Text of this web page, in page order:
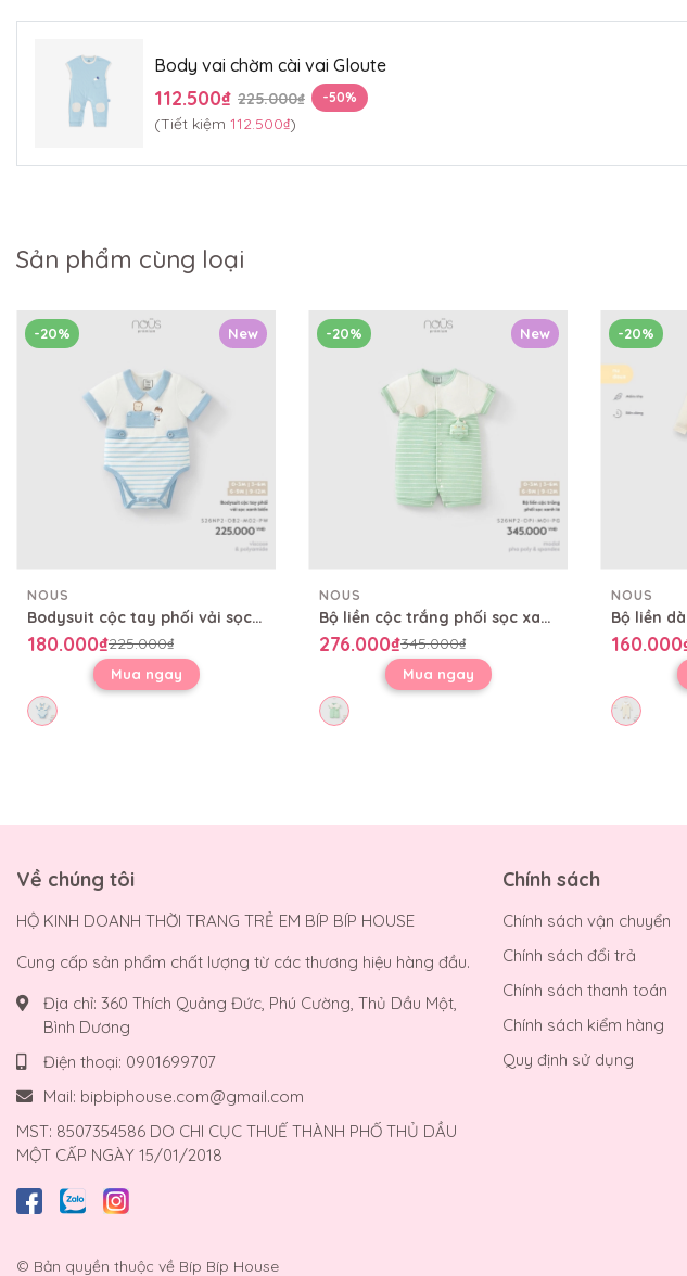
Body vai chờm cài vai Gloute
112.500₫ 225.000₫ -50%
(Tiết kiệm 112.500₫)
Sản phẩm cùng loại
New
-20%
NOUS
Bodysuit cộc tay phối vải sọc xanh biển
180.000₫225.000₫
Mua ngay
New
-20%
NOUS
Bộ liền cộc trắng phối sọc xanh lá
276.000₫345.000₫
Mua ngay
-20%
NOUS
Về chúng tôi
HỘ KINH DOANH THỜI TRANG TRẺ EM BÍP BÍP HOUSE
Cung cấp sản phẩm chất lượng từ các thương hiệu hàng đầu.
Địa chỉ: 360 Thích Quảng Đức, Phú Cường, Thủ Dầu Một,
Bình Dương
Điện thoại: 0901699707
Mail: bipbiphouse.com@gmail.com
MST: 8507354586 DO CHI CỤC THUẾ THÀNH PHỐ THỦ DẦU
MỘT CẤP NGÀY 15/01/2018
Chính sách
Chính sách vận chuyển
Chính sách đổi trả
Chính sách thanh toán
Chính sách kiểm hàng
Quy định sử dụng
© Bản quyền thuộc về Bíp Bíp House